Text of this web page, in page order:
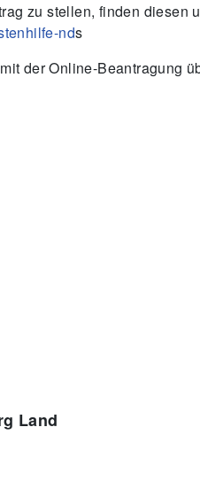
zu stellen, finden diesen
nds
der Online-Beantragung
Land